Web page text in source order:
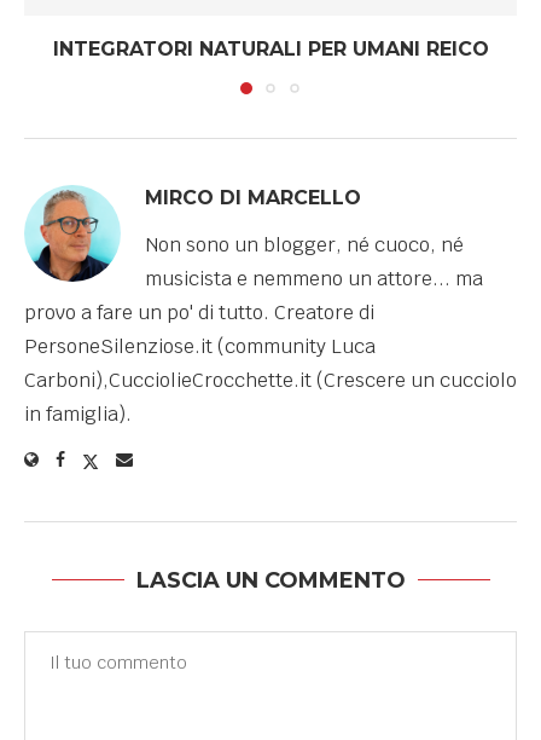
INTEGRATORI NATURALI PER UMANI REICO
MIRCO DI MARCELLO
Non sono un blogger, né cuoco, né
musicista e nemmeno un attore... ma
provo a fare un po' di tutto. Creatore di
PersoneSilenziose.it (community Luca
Carboni),CucciolieCrocchette.it (Crescere un cucciolo
in famiglia).
LASCIA UN COMMENTO